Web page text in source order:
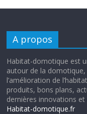
A propos
Habitat-domotique est
autour de la
l’amélioration de
produits, bons plans,
dernières innovations
Habitat-domotique.fr